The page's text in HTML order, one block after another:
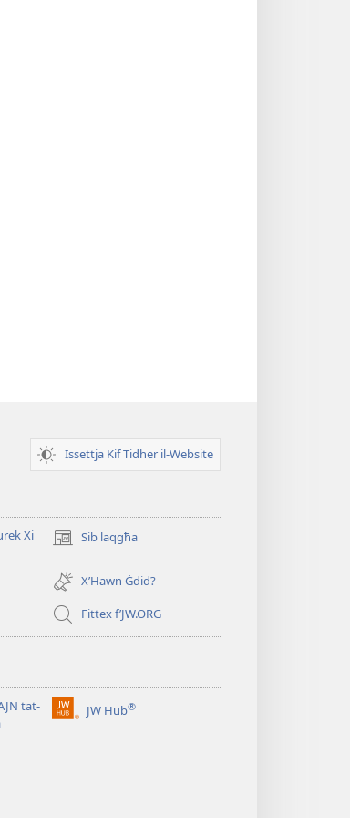
Issettja Kif Tidher il-Website
Xi
Sib laqgħa
(opens
window)X’Hawn Ġdid?
Fittex f’JW.ORG
tat-
JW Hub®
(opens